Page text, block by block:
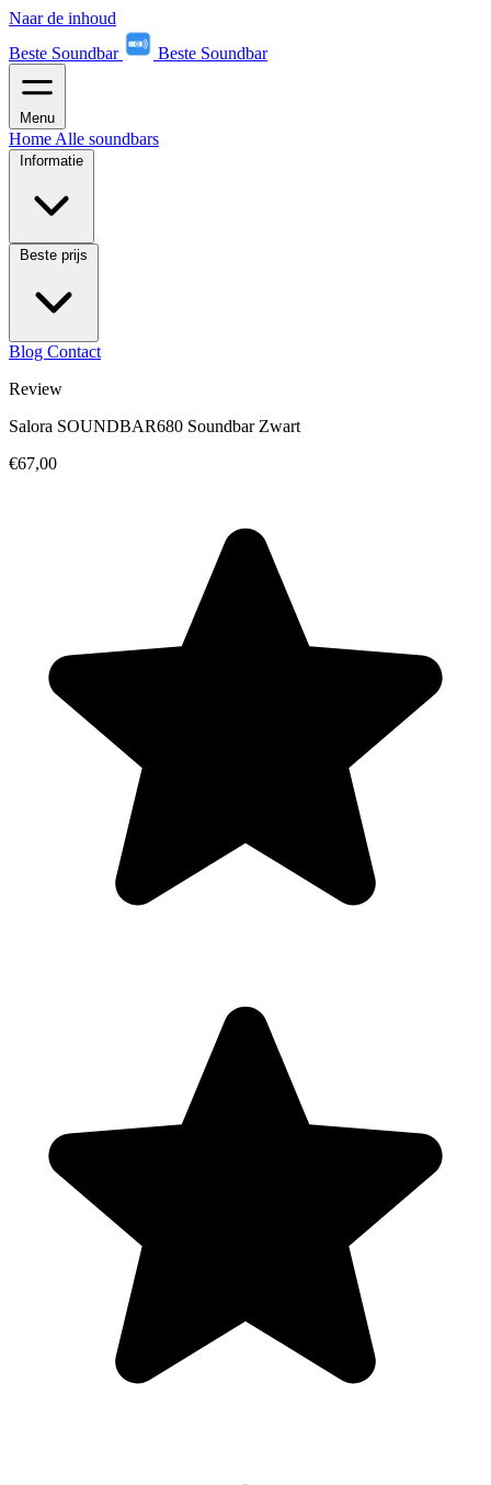
Naar de inhoud
Beste Soundbar
Beste Soundbar
Menu
Home Alle soundbars
Informatie
Beste prijs
Blog Contact
Review
Salora SOUNDBAR680 Soundbar Zwart
€67,00